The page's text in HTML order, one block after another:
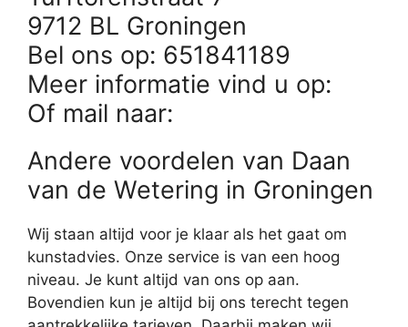
9712 BL Groningen
Bel ons op: 651841189
Meer informatie vind u op:
Of mail naar:
Andere voordelen van Daan
van de Wetering in Groningen
Wij staan altijd voor je klaar als het gaat om
kunstadvies. Onze service is van een hoog
niveau. Je kunt altijd van ons op aan.
Bovendien kun je altijd bij ons terecht tegen